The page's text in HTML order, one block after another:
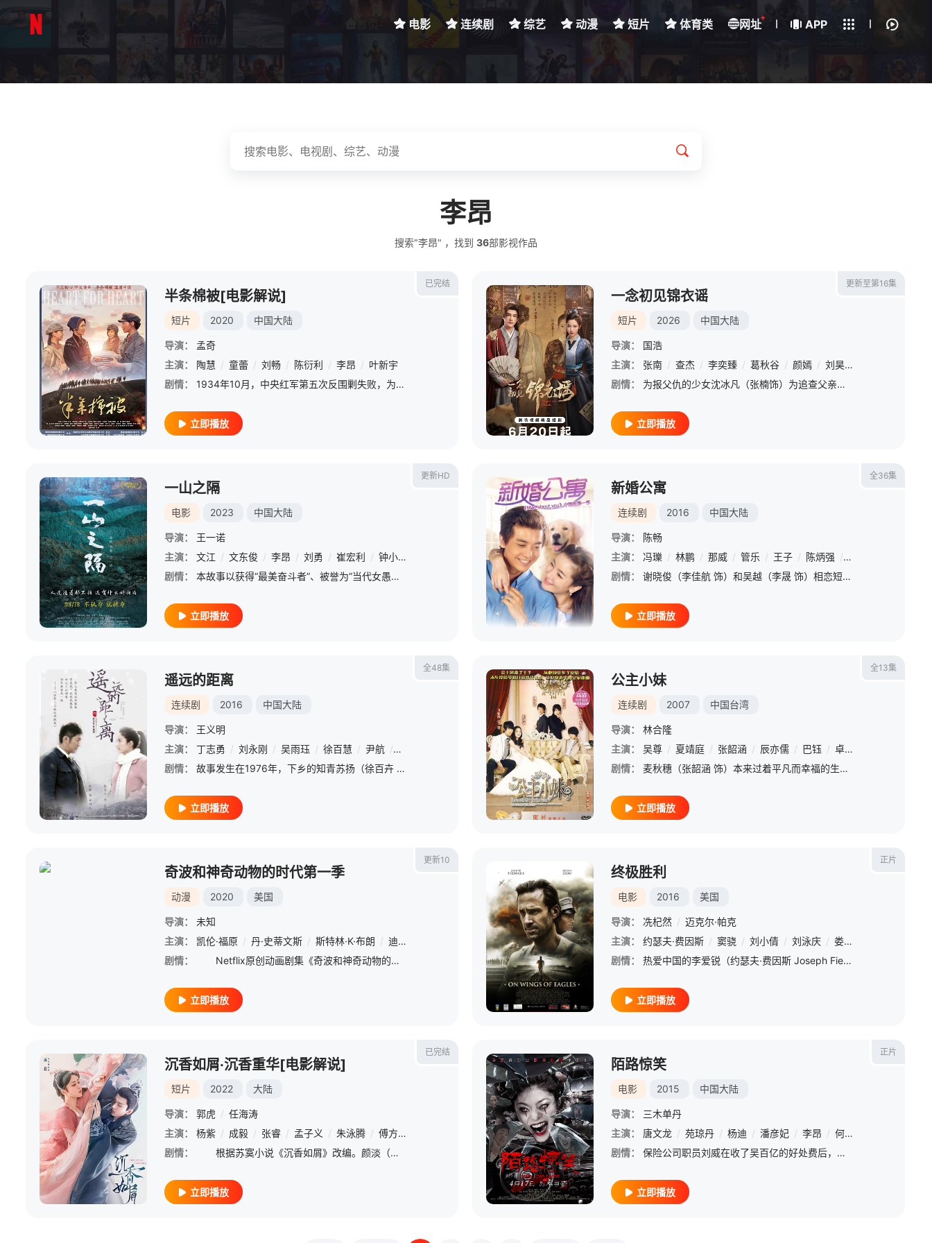
电影 连续剧 综艺 动漫 短片 体育类 网址
+
APP
下载客户端
我的观影记录
李昂
搜索"李昂" ，找到 36部影视作品
已完结
半条棉被[电影解说]
短片 2020 中国大陆
导演：
孟奇
主演：
陶慧 / 童蕾 / 刘畅 / 陈衍利 / 李昂 / 叶新宇
剧情：
1934年10月，中央红军第五次反围剿失败，为摆脱国民党军队的包围追击，被迫实行战略性转移，撤出中央苏区。在转移的途中，面对着地上几十万敌军的围追堵截和天上敌机的狂轰滥炸，英勇的红军一次次从血路中杀出
立即播放
更新至第16集
一念初见锦衣谣
短片 2026 中国大陆
导演：
国浩
主演：
张南 / 查杰 / 李奕臻 / 葛秋谷 / 颜嫣 / 刘昊宇
剧情：
为报父仇的少女沈冰凡（张楠饰）为追查父亲冤案真相伪装身份考入锦衣卫北镇抚司，与“百变灵猫”花满阁（李奕臻饰）、民间女子程欣甜（戴蕥琪饰）结识，并在探查案情的过程中结识了司内杂役许多鱼（葛秋谷饰）、虫二
立即播放
更新HD
一山之隔
电影 2023 中国大陆
导演：
王一诺
主演：
文江 / 文东俊 / 李昂 / 刘勇 / 崔宏利 / 钟小丹 黄博斯 / 闻雨 / 卜文革 / 聂永新 / 吴长明
剧情：
本故事以获得“最美奋斗者”、被誉为“当代女愚公”的感动人物邓迎香为主人公原型，讲述现实生活中，年轻布依族女子时立香为爱嫁入穷困闭塞的山村，因没有路而遭遇人生重重苦难。孩子和丈夫相继离世后，她因爱生志，
立即播放
全36集
新婚公寓
连续剧 2016 中国大陆
导演：
陈畅
主演：
冯瓅 / 林鹏 / 那威 / 管乐 / 王子 / 陈炳强 / 杜旭东
剧情：
谢晓俊（李佳航 饰）和吴越（李晟 饰）相恋短短五个月，便决定携手步入婚姻的殿堂，他们发誓无论前方有怎样的艰难险阻，都要彼此扶持，白头到老。然而，现实却远比他们想象中要残酷的多，麻烦和误解接踵而至，父母
立即播放
全48集
遥远的距离
连续剧 2016 中国大陆
导演：
王义明
主演：
丁志勇 / 刘永刚 / 吴雨珏 / 徐百慧 / 尹航 / 白晓红 杨雅歆然 / 张英 / 李昂 / 张博 / 乔诗语 / 王丽涵 / 雷蒙 / 史艳 / 樊昱君 / 冯凯 /
剧情：
故事发生在1976年，下乡的知青苏扬（徐百卉 饰）爱上了名为郑向东（张博 饰）的男子，然而这段感情却在历经坎坷和曲折之后最终走向了分道扬镳。苏扬伤心欲绝，此时陪伴在她身边的，是一直默默喜欢着苏扬的司梦
立即播放
全13集
公主小妹
连续剧 2007 中国台湾
导演：
林合隆
主演：
吴尊 / 夏靖庭 / 张韶涵 / 辰亦儒 / 巴钰 / 卓文萱
剧情：
麦秋穗（张韶涵 饰）本来过着平凡而幸福的生活，家里虽然不是很富裕，但是一家人生活得开开心心，她对现在的生活十分满意。然而一天早上，当秋穗一觉醒来，她的生活发生了天翻地覆的变化。一大帮貌似黑社会的黑衣人
立即播放
更新10
奇波和神奇动物的时代第一季
动漫 2020 美国
导演：
未知
主演：
凯伦·福原 / 丹·史蒂文斯 / 斯特林·K·布朗 / 迪·布拉雷·贝克尔 德翁·科尔 / 丽亚·德拉利亚 杰克·格林 / 格蕾·德丽斯勒 / 加里格莱斯 伊恩·哈丁 / 约翰·霍吉曼
剧情：
Netflix原创动画剧集《奇波和神奇动物的时代》(Kipo and the Age of Wonderbeasts，暂译)发布先导预告！该剧配音卡司包括凯伦·福原、德翁·科尔等，客串配音卡司包括
立即播放
正片
终极胜利
电影 2016 美国
导演： 冼杞然 / 迈克尔·帕克
主演：
约瑟夫·费因斯 / 窦骁 / 刘小倩 / 刘泳庆 / 娄宇健
剧情：
热爱中国的李爱锐（约瑟夫·费因斯 Joseph Fiennes 饰），甘愿放弃因奥运夺冠赢取回来的优质生活，回到正遭受日本残酷侵略的中国，在这段苦难日子中结识了徐牛（窦骁 饰），二人共同忍辱坚毅地对抗
立即播放
已完结
沉香如屑·沉香重华[电影解说]
短片 2022 大陆
导演： 郭虎 / 任海涛
主演：
杨紫 / 成毅 / 张睿 / 孟子义 / 朱泳腾 / 傅方俊 李欣泽 / 韩承羽 / 杨肸子 / 侯梦瑶 / 梁婧娴 / 李梦潇 / 王建新 / 赵文浩 / 林源 / 钟祺
剧情：
根据苏寞小说《沉香如屑》改编。颜淡（杨紫 饰）本是上古遗族——四叶菡萏，自古全身都是医药至宝，由于提前一百年与她那双生姊妹芷昔在王母盛宴上化形成人，这便遇到了生平最大的劫——情劫。本想用半颗心换应
立即播放
正片
陌路惊笑
电影 2015 中国大陆
导演：
三木单丹
主演：
唐文龙 / 苑琼丹 / 杨迪 / 潘彦妃 / 李昂 / 何昊阳
剧情：
保险公司职员刘威在收了吴百亿的好处费后，帮对方的老婆BABY投了巨额保单。谁知未过多久，BABY在邪气十足的阴山弄十里弯死于离奇车祸。刘威恐慌非常，狮子大张口向吴百亿索要巨额封口费。与此同时，他的勾当
立即播放